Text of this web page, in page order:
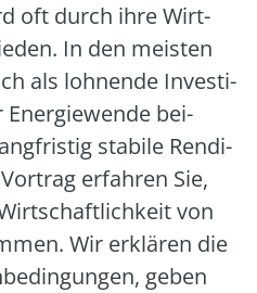
oft durch ihre Wirt­
In den meis­ten
als loh­nen­de Inves­ti­
Ener­gie­wen­de bei­
sta­bi­le Ren­di­
erfah­ren Sie,
von
Wir erklä­ren die
geben